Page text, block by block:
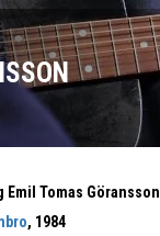
Emil Tomas Göransson
, 1984